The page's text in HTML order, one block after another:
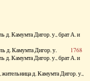
д. Камумта Дигор. у., брат А. и
д. Камумта Дигор. у. 1768
д. Камумта Дигор. у., брат А. и
жительница д. Камумта Дигор. у.,